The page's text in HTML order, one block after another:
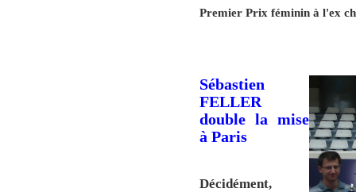
Premier Prix féminin à l'ex
Sébastien
FELLER
double la mise
à Paris
Décidément,